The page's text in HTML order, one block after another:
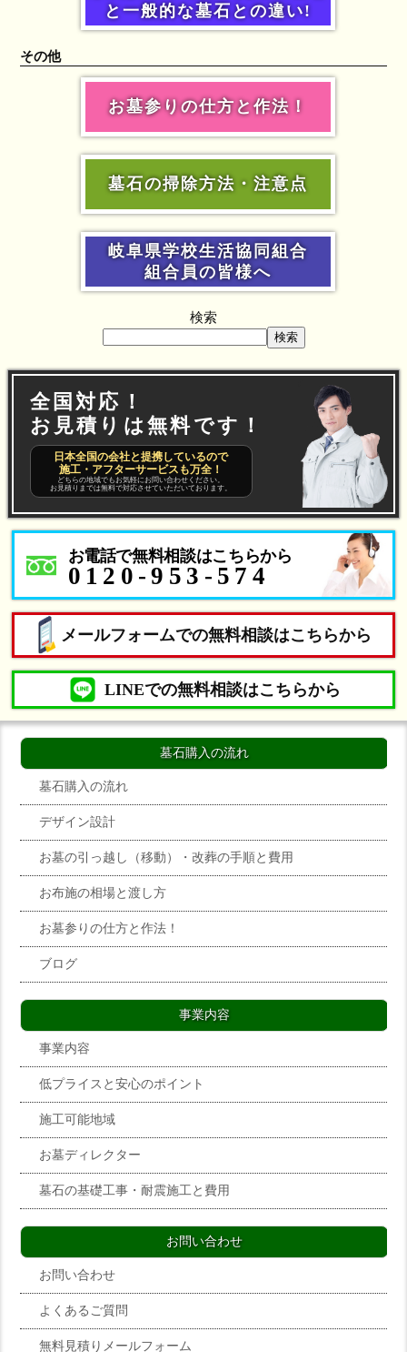
と一般的な墓石との違い!
その他
お墓参りの仕方と作法！
墓石の掃除方法・注意点
岐阜県学校生活協同組合
組合員の皆様へ
検索
検索
全国対応！
お見積りは無料です！
日本全国の会社と提携しているので
施工・アフターサービスも万全！
どちらの地域でもお気軽にお問い合わせください。
お見積りまでは無料で対応させていただいております。
お電話で無料相談はこちらから
0120-953-574
メールフォームでの無料相談はこちらから
LINEでの無料相談はこちらから
墓石購入の流れ
墓石購入の流れ
デザイン設計
お墓の引っ越し（移動）・改葬の手順と費用
お布施の相場と渡し方
お墓参りの仕方と作法！
ブログ
事業内容
事業内容
低プライスと安心のポイント
施工可能地域
お墓ディレクター
墓石の基礎工事・耐震施工と費用
お問い合わせ
お問い合わせ
よくあるご質問
無料見積りメールフォーム